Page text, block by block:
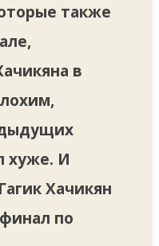
также
в
хуже. И
Хачикян
по